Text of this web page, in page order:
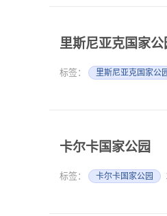
里斯尼亚克国家公
标签： 里斯尼亚克国家公
卡尔卡国家公园
标签： 卡尔卡国家公园